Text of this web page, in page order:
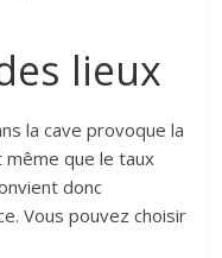
lieux
la cave provoque la
même que le taux
donc
Vous pouvez choisir